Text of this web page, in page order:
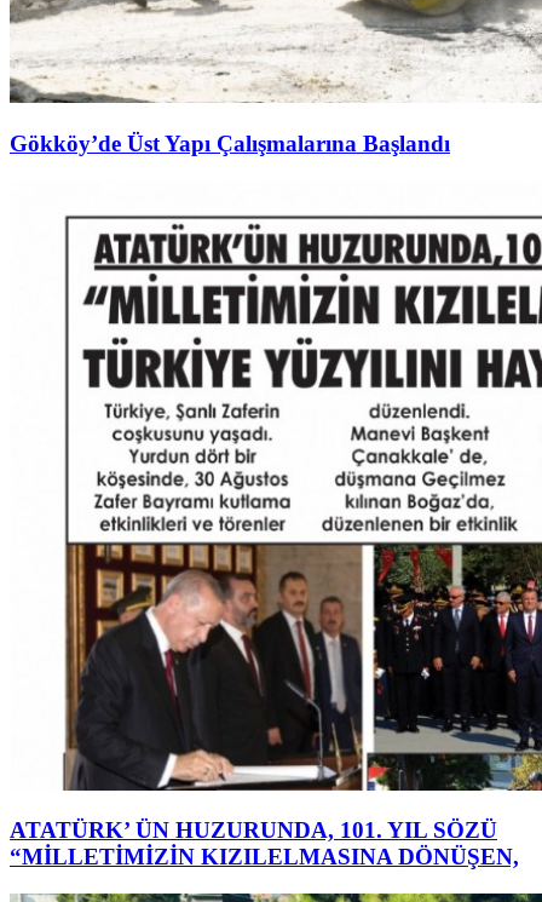
Gökköy’de Üst Yapı Çalışmalarına Başlandı
ATATÜRK’ ÜN HUZURUNDA, 101. YIL SÖZÜ
“MİLLETİMİZİN KIZILELMASINA DÖNÜŞEN,